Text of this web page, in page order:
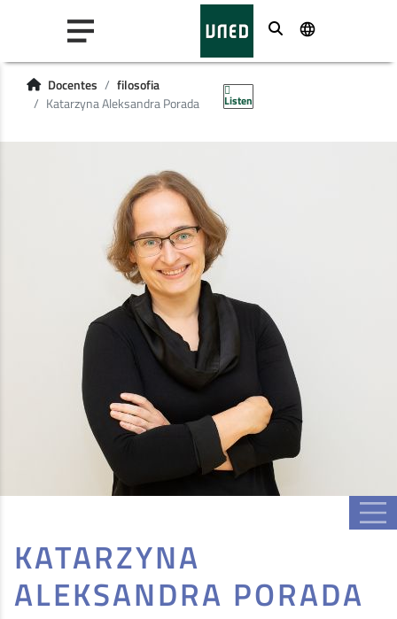
Buscar
Docentes
filosofia
Katarzyna Aleksandra Porada
Listen
KATARZYNA
ALEKSANDRA PORADA